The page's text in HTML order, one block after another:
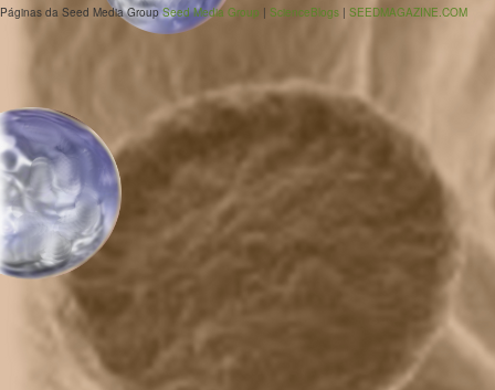
Páginas da Seed Media GroupSeed Media Group | ScienceBlogs | SEEDMAGAZINE.COM